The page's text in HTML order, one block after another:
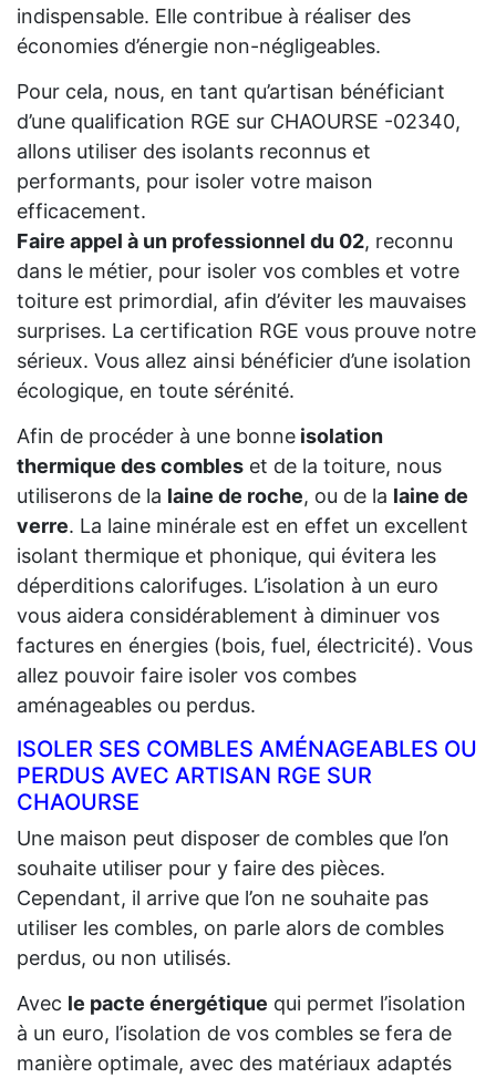
indispensable. Elle contribue à réaliser des
économies d’énergie non-négligeables.
Pour cela, nous, en tant qu’artisan bénéficiant
d’une qualification RGE sur CHAOURSE -02340,
allons utiliser des isolants reconnus et
performants, pour isoler votre maison
efficacement.
Faire appel à un professionnel du 02, reconnu
dans le métier, pour isoler vos combles et votre
toiture est primordial, afin d’éviter les mauvaises
surprises. La certification RGE vous prouve notre
sérieux. Vous allez ainsi bénéficier d’une isolation
écologique, en toute sérénité.
Afin de procéder à une bonne isolation
thermique des combles et de la toiture, nous
utiliserons de la laine de roche, ou de la laine de
verre. La laine minérale est en effet un excellent
isolant thermique et phonique, qui évitera les
déperditions calorifuges. L’isolation à un euro
vous aidera considérablement à diminuer vos
factures en énergies (bois, fuel, électricité). Vous
allez pouvoir faire isoler vos combes
aménageables ou perdus.
ISOLER SES COMBLES AMÉNAGEABLES OU
PERDUS AVEC ARTISAN RGE SUR
CHAOURSE
Une maison peut disposer de combles que l’on
souhaite utiliser pour y faire des pièces.
Cependant, il arrive que l’on ne souhaite pas
utiliser les combles, on parle alors de combles
perdus, ou non utilisés.
Avec le pacte énergétique qui permet l’isolation
à un euro, l’isolation de vos combles se fera de
manière optimale, avec des matériaux adaptés